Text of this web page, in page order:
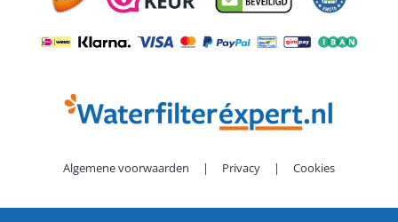
Algemene voorwaarden | Privacy | Cookies